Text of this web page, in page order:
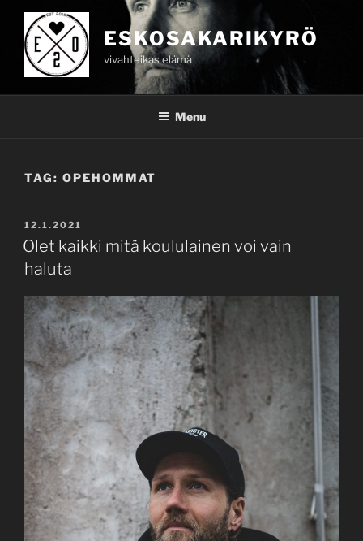
content
ESKOSAKARIKYRÖ
vivahteikas elämä
Menu
TAG: OPEHOMMAT
POSTED
ON
12.1.2021
Olet kaikki mitä koululainen voi vain
haluta